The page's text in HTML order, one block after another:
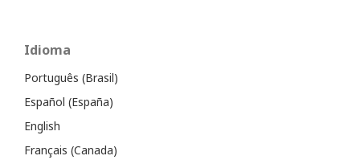
Idioma
Português (Brasil)
Español (España)
English
Français (Canada)